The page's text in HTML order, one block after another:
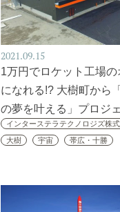
2021.09.15
1万円でロケット工場の
になれる!? 大樹町から
の夢を叶える」プロジ
インターステラテクノロジズ株
大樹
宇宙 帯広・十勝